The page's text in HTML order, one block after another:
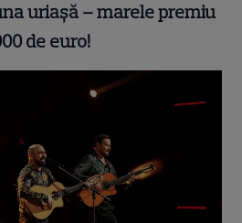
uriașă – marele premiu
de euro!